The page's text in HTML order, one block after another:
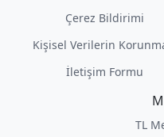
Çerez Bildirimi
Kişisel Verilerin
İletişim Formu
TL